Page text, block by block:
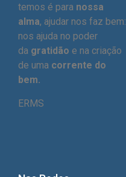
temos é para nossa
alma, ajudar nos faz bem:
nos ajuda no poder
da gratidão e na criação
de uma corrente do
bem.
ERMS